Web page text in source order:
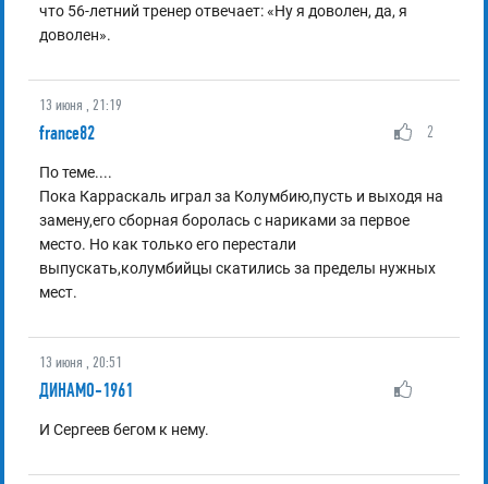
что 56-летний тренер отвечает: «Ну я доволен, да, я
доволен».
13 июня , 21:19
france82 2
По теме....
Пока Карраскаль играл за Колумбию,пусть и выходя на
замену,его сборная боролась с нариками за первое
место. Но как только его перестали
выпускать,колумбийцы скатились за пределы нужных
мест.
13 июня , 20:51
ДИНАМО-1961
И Сергеев бегом к нему.